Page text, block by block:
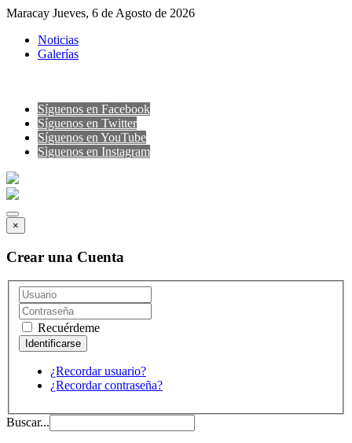
Maracay Jueves, 6 de Agosto de 2026
Noticias
Galerías
Síguenos en Facebook
Síguenos en Twitter
Síguenos en YouTube
Sìguenos en Instagram
×
Crear una Cuenta
Recuérdeme
¿Recordar usuario?
¿Recordar contraseña?
Buscar...